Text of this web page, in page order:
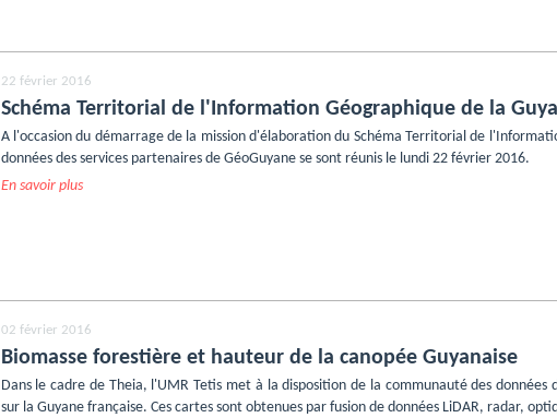
22 février 2016
Schéma Territorial de l'Information Géographique de la
A l'occasion du démarrage de la mission d'élaboration du Schéma Territorial de
données des services partenaires de GéoGuyane se sont réunis le lundi 22 février 2016.
En savoir plus
02 février 2016
Biomasse forestière et hauteur de la canopée Guyanaise
Dans le cadre de Theia, l'UMR Tetis met à la disposition de la communauté des
sur la Guyane française. Ces cartes sont obtenues par fusion de données LiDAR, radar,